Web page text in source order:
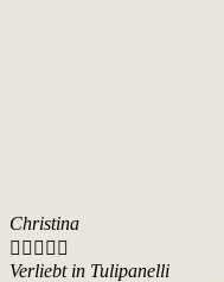
Christina
    
Verliebt in Tulipanelli